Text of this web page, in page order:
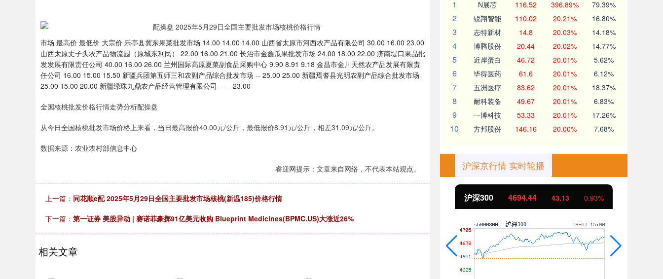
市场 最高价 最低价 大宗价 乐亭县冀东果菜批发市场 14.00 14.00 14.00 山西省太原市河西农产品有限公司 30.00 16.00 23.00
山西太原丈子头农产品物流园（原城东利民） 22.00 16.00 21.00 长治市金鑫瓜果批发市场 24.00 18.00 22.00 济南堤口果品批
发发展有限责任公司 40.00 16.00 26.00 兰州国际高原夏菜副食品采购中心 9.90 8.91 9.18 金昌市金川天然农产品发展有限责
任公司 16.00 15.00 15.50 新疆兵团第五师三和农副产品综合批发市场 -- 25.00 25.00 新疆焉耆县光明农副产品综合批发市场
25.00 15.00 20.00 新疆绿珠九鼎农产品经营管理有限公司 -- -- 23.00
全国核桃批发价格行情走势分析配操盘
从今日全国核桃批发市场价格上来看，当日最高报价40.00元/公斤，最低报价8.91元/公斤，相差31.09元/公斤。
数据来源：农业农村部信息中心
睿迎网提示：文章来自网络，不代表本站观点。
上一篇： 同花顺e配 2025年5月29日全国主要批发市场核桃(新温185)价格行情
下一篇： 第一证券 美股异动 | 赛诺菲豪掷91亿美元收购 Blueprint Medicines(BPMC.US)大涨近26%
相关文章
1
N展芯 116.52 396.89% 79.39%
2 锐翔智能 110.02 20.21% 16.80%
3 志特新材 14.8 20.03% 14.18%
4 博腾股份 20.44 20.02% 14.77%
5 近岸蛋白 46.72 20.01% 5.62%
6 毕得医药 61.6 20.01% 6.12%
7 五洲医疗 83.62 20.01% 18.37%
8 耐科装备 49.67 20.01% 6.83%
9 一博科技 53.33 20.01% 17.26%
10 方邦股份 146.16 20.00% 7.68%
沪深京行情 实时轮播
深证成指 14311.01 200.89 1.42% 沪深300 北证50 1134.24 11.37 1.01%